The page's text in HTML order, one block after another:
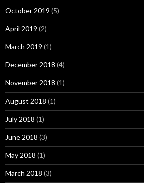
October 2019 (5)
April 2019 (2)
March 2019 (1)
December 2018 (4)
November 2018 (1)
August 2018 (1)
July 2018 (1)
June 2018 (3)
May 2018 (1)
March 2018 (3)